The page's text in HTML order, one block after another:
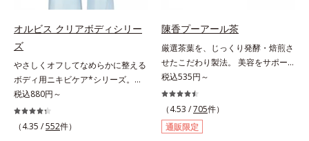
オルビス クリアボディシリー
ズ
やさしくオフしてなめらかに整える
ボディ用ニキビケア*シリーズ。背
中や胸元は皮脂が多く、意外とニキ
ビのできやすい部分です。顔と背中
では皮膚の厚みが違うから、すべす
税込880円～
（4.35 /552件）
陳香プーアール茶
厳選茶葉を、じっくり発酵・焙煎さ
せたこだわり製法。 美容をサポー
トする没食子（ポリフェノール）配
合で、 本格的な味と美容ケアが楽
しめます。。胃腸にやさしい0kcal
の、ダイエット中にうれしいプ―ア
ール茶です。ホットでもアイスでも
税込535円～
（4.53 /705件）
通販限定